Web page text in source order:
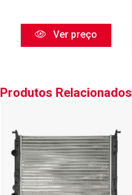
Ver preço
Produtos Relacionados